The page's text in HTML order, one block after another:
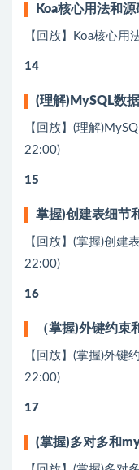
Koa核⼼⽤法和
【回放】Koa核⼼
14
(理解)MySQL数
【回放】(理解
22:00)
15
掌握)创建表细节
【回放】(掌握)创建
22:00)
16
（掌握)外键约束
【回放】(掌握)外键
22:00)
17
(掌握)多对多和